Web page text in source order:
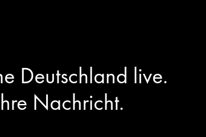
Deutschland live.
Nachricht.